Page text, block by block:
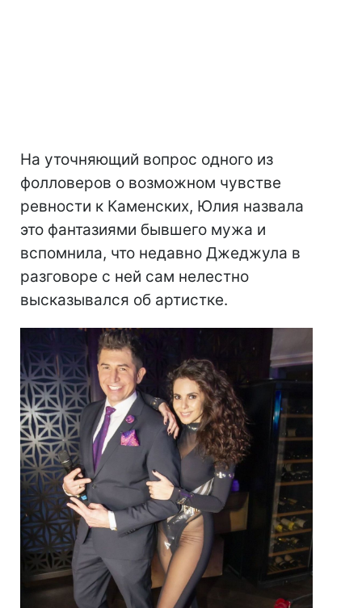
На уточняющий вопрос одного из
фолловеров о возможном чувстве
ревности к Каменских, Юлия назвала
это фантазиями бывшего мужа и
вспомнила, что недавно Джеджула в
разговоре с ней сам нелестно
высказывался об артистке.